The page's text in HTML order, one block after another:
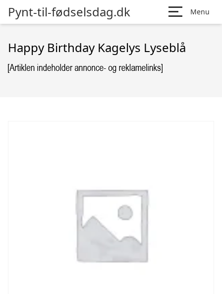
Pynt-til-fødselsdag.dk Menu
Happy Birthday Kagelys Lyseblå